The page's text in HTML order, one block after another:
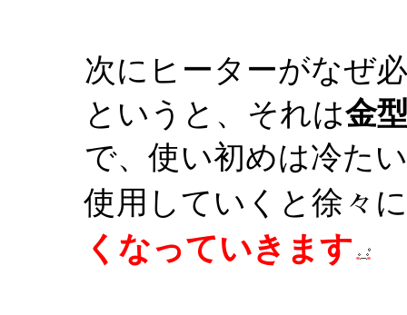
次にヒーターがなぜ
というと、それは金
で、使い初めは冷た
使用していくと徐々
くなっていきます